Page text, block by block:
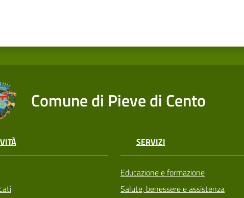
Comune di Pieve di Cento
SERVIZI
Educazione e formazione
Salute, benessere e assistenza